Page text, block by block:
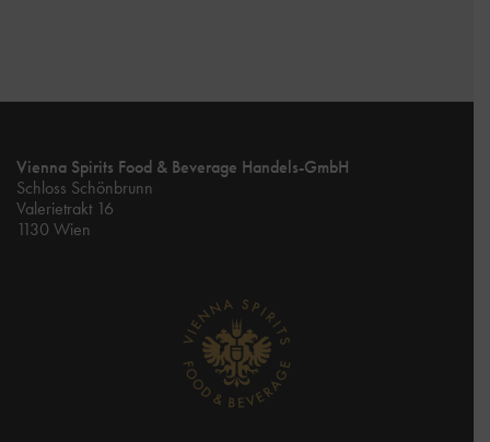
Vienna Spirits Food & Beverage Handels-GmbH
Schloss Schönbrunn
Valerietrakt 16
1130 Wien